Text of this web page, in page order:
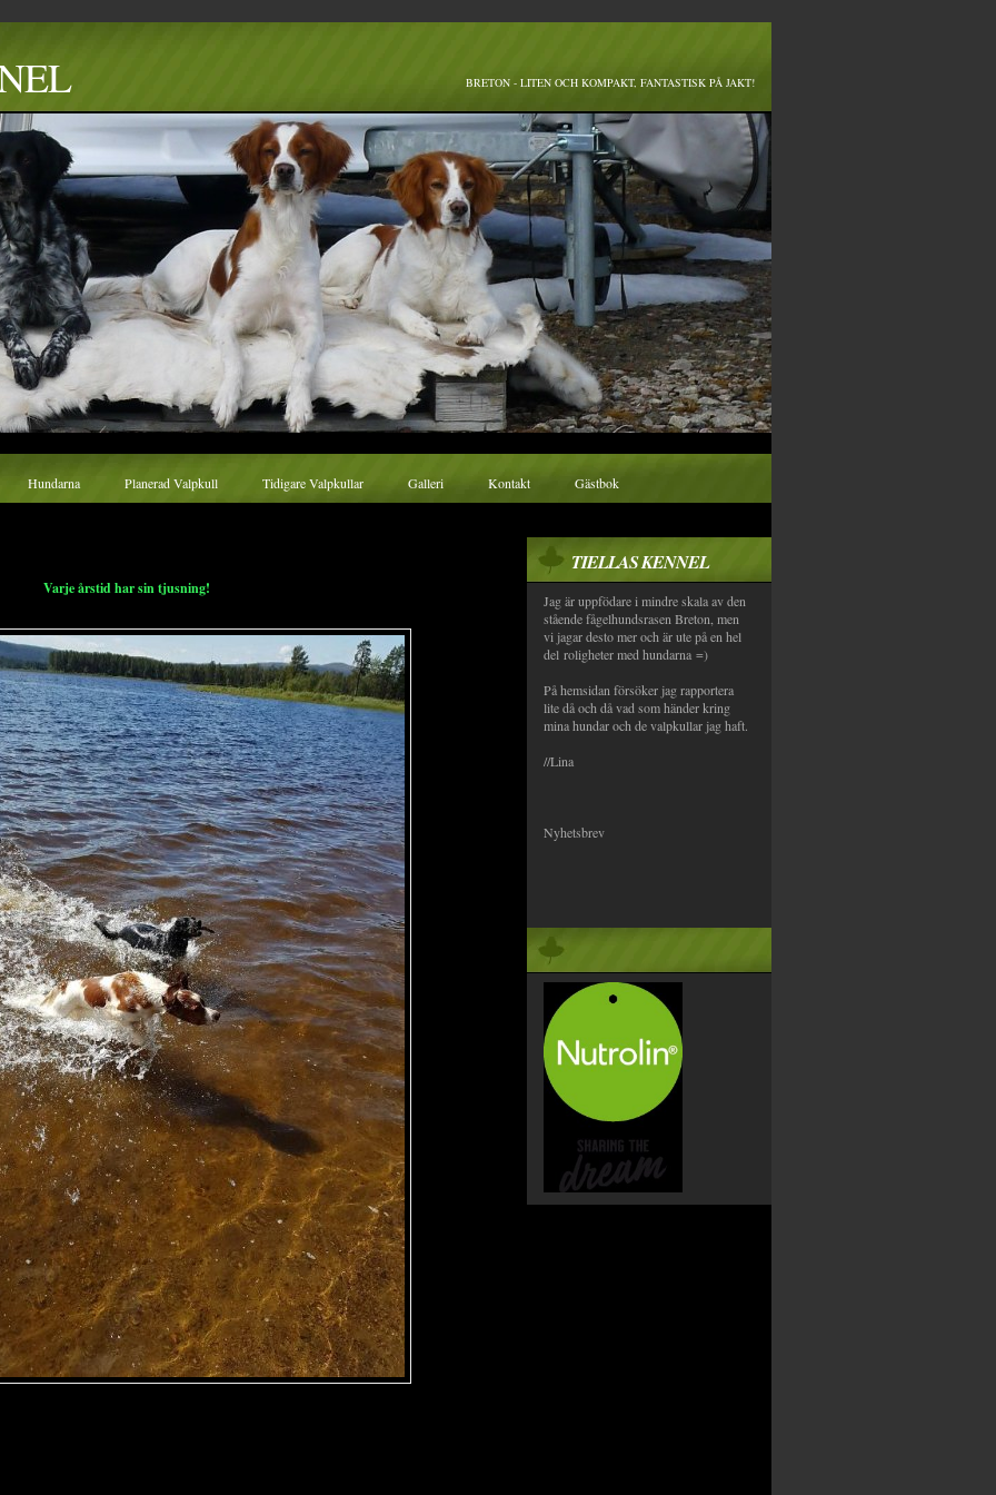
BRETON - LITEN OCH KOMPAKT, FANTASTISK PÅ JAKT!
Hundarna Planerad Valpkull Tidigare Valpkullar Galleri Kontakt Gästbok
TIELLAS KENNEL
Jag är uppfödare i mindre skala av den
stående fågelhundsrasen Breton, men
vi jagar desto mer och är ute på en hel
del roligheter med hundarna =)
På hemsidan försöker jag rapportera
lite då och då vad som händer kring
mina hundar och de valpkullar jag haft.
//Lina
Nyhetsbrev
Varje årstid har sin tjusning!